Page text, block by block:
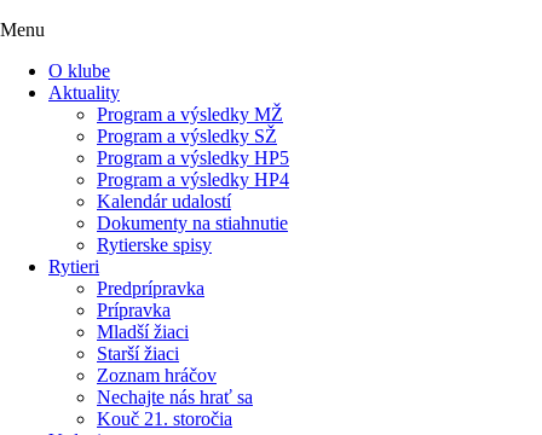
Menu
O klube
Aktuality
Program a výsledky MŽ
Program a výsledky SŽ
Program a výsledky HP5
Program a výsledky HP4
Kalendár udalostí
Dokumenty na stiahnutie
Rytierske spisy
Rytieri
Predprípravka
Prípravka
Mladší žiaci
Starší žiaci
Zoznam hráčov
Nechajte nás hrať sa
Kouč 21. storočia